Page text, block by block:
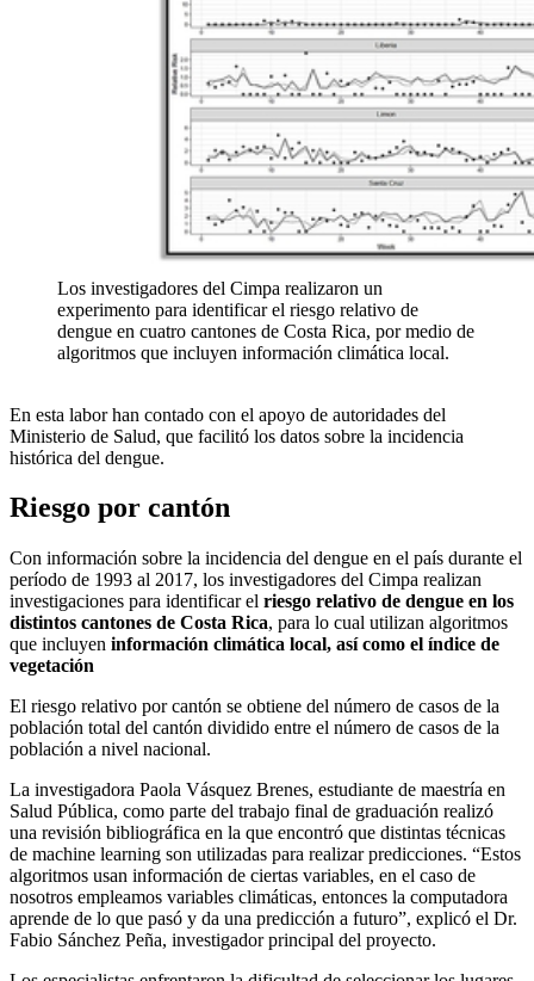
Los investigadores del Cimpa realizaron un
experimento para identificar el riesgo relativo de
dengue en cuatro cantones de Costa Rica, por medio de
algoritmos que incluyen información climática local.
En esta labor han contado con el apoyo de autoridades del
Ministerio de Salud, que facilitó los datos sobre la incidencia
histórica del dengue.
Riesgo por cantón
Con información sobre la incidencia del dengue en el país durante el
período de 1993 al 2017, los investigadores del Cimpa realizan
investigaciones para identificar el riesgo relativo de dengue en los
distintos cantones de Costa Rica, para lo cual utilizan algoritmos
que incluyen información climática local, así como el índice de
vegetación
El riesgo relativo por cantón se obtiene del número de casos de la
población total del cantón dividido entre el número de casos de la
población a nivel nacional.
La investigadora Paola Vásquez Brenes, estudiante de maestría en
Salud Pública, como parte del trabajo final de graduación realizó
una revisión bibliográfica en la que encontró que distintas técnicas
de machine learning son utilizadas para realizar predicciones. “Estos
algoritmos usan información de ciertas variables, en el caso de
nosotros empleamos variables climáticas, entonces la computadora
aprende de lo que pasó y da una predicción a futuro”, explicó el Dr.
Fabio Sánchez Peña, investigador principal del proyecto.